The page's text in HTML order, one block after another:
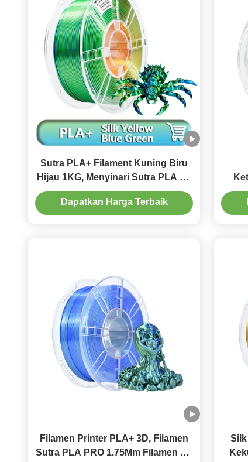
Sutra PLA+ Filament Kuning Biru
Hijau 1KG, Menyinari Sutra PLA 3D
Printer Filament ± 0.03mm Cocok
Untuk Sebagian Besar Printer 3D
Dapatkan Harga Terbaik
Filamen Printer PLA+ 3D, Filamen
Sutra PLA PRO 1.75Mm Filamen 3D